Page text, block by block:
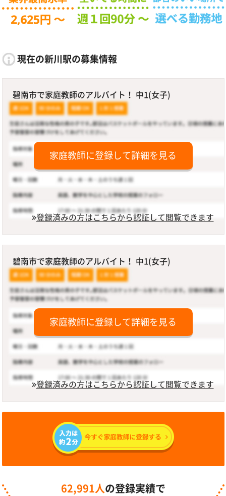
現在の新川駅の募集情報
碧南市で家庭教師のアルバイト！ 中1(女子)
家庭教師に登録して詳細を見る
登録済みの方はこちらから認証して閲覧できます
碧南市で家庭教師のアルバイト！ 中1(女子)
家庭教師に登録して詳細を見る
登録済みの方はこちらから認証して閲覧できます
62,991人 の登録実績で